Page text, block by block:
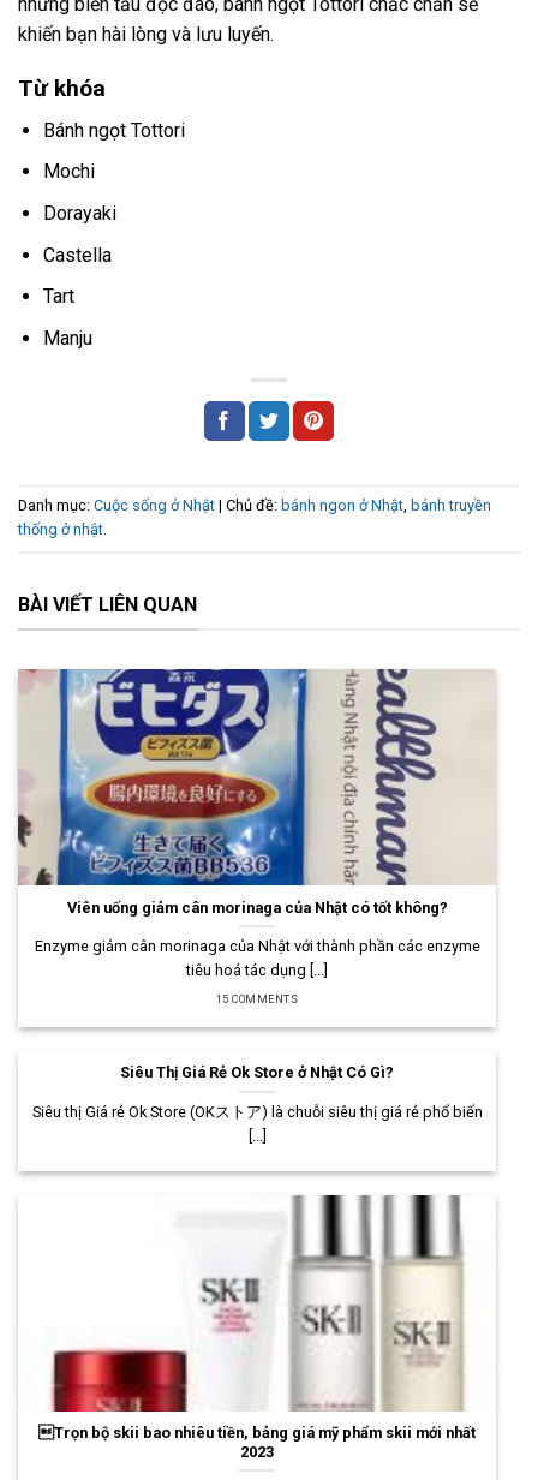
những biến tấu độc đáo, bánh ngọt Tottori chắc chắn sẽ
khiến bạn hài lòng và lưu luyến.
Từ khóa
Bánh ngọt Tottori
Mochi
Dorayaki
Castella
Tart
Manju
Danh mục: Cuộc sống ở Nhật | Chủ đề: bánh ngon ở Nhật, bánh truyền
thống ở nhật.
BÀI VIẾT LIÊN QUAN
Viên uống giảm cân morinaga của Nhật có tốt không?
Enzyme giảm cân morinaga của Nhật với thành phần các enzyme
tiêu hoá tác dụng [...]
15 COMMENTS
Siêu Thị Giá Rẻ Ok Store ở Nhật Có Gì?
Siêu thị Giá rẻ Ok Store (OKストア) là chuỗi siêu thị giá rẻ phổ biến
Trọn bộ skii bao nhiêu tiền, bảng giá mỹ phẩm skii mới nhất
2023